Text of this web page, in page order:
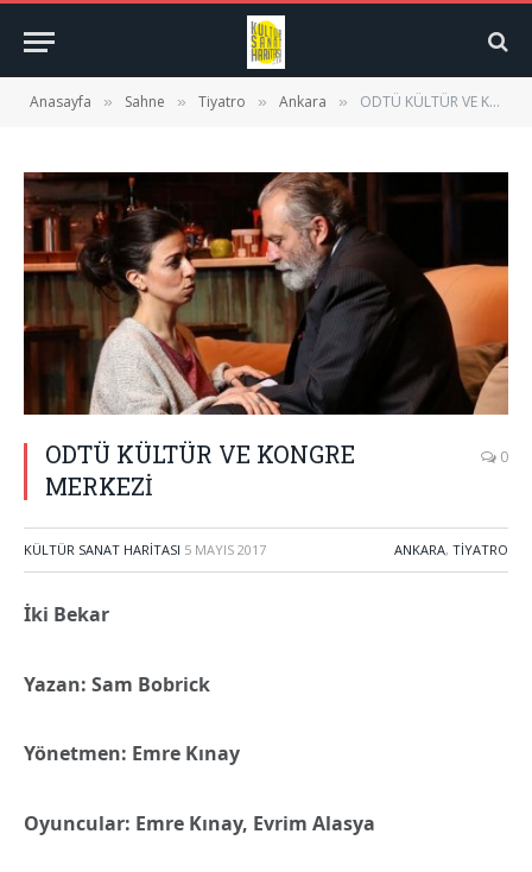
Anasayfa » Sahne » Tiyatro » Ankara » ODTÜ KÜLTÜR VE KONGRE MERKEZİ
ODTÜ KÜLTÜR VE KONGRE
MERKEZİ
0
KÜLTÜR SANAT HARITASI 5 MAYIS 2017 ANKARA, TIYATRO
İki Bekar
Yazan: Sam Bobrick
Yönetmen: Emre Kınay
Oyuncular: Emre Kınay, Evrim Alasya